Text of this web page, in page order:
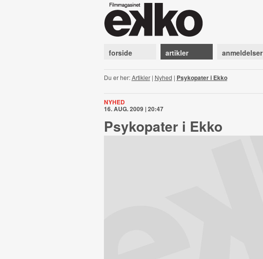
forside artikler anmeldelser
Du er her:Artikler| Nyhed | Psykopater i Ekko
NYHED
16. AUG. 2009 | 20:47
Psykopater i Ekko